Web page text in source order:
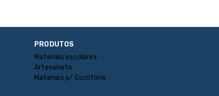
PRODUTOS
Materiais escolares
Artesanato
Materiais p/ Escritório